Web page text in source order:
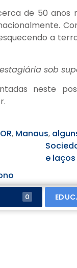
de 50 anos
a
sob
neste
, Manaus,
e
0